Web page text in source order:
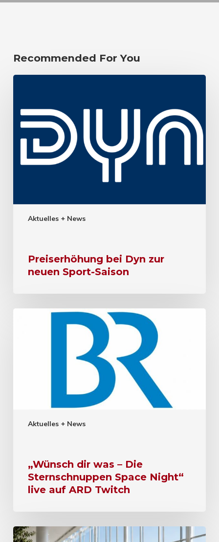
Recommended For You
Aktuelles + News
Preiserhöhung bei Dyn zur
neuen Sport-Saison
Aktuelles + News
„Wünsch dir was – Die
Sternschnuppen Space Night“
live auf ARD Twitch